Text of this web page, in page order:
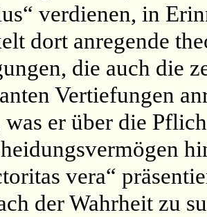
verdienen, in
dort anregende
die auch die
Vertiefungen
was er über die
vera“
der Wahrheit zu